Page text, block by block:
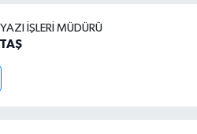
İŞLERI MÜDÜRÜ